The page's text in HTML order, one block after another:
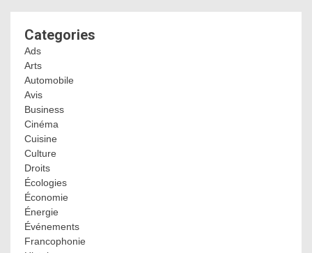
Categories
Ads
Arts
Automobile
Avis
Business
Cinéma
Cuisine
Culture
Droits
Écologies
Économie
Énergie
Événements
Francophonie